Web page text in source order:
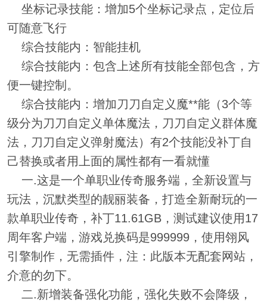
坐标记录技能：增加5个坐标记录点，定位后
可随意飞行
综合技能内：智能挂机
综合技能内：包含上述所有技能全部包含，方
便一键控制。
综合技能内：增加刀刀自定义魔**能（3个等
级分为刀刀自定义单体魔法，刀刀自定义群体魔
法，刀刀自定义弹射魔法）有2个技能没补丁自
己替换或者用上面的属性都有一看就懂
一.这是一个单职业传奇服务端，全新设置与
玩法，沉默类型的靓丽装备，打造全新耐玩的一
款单职业传奇，补丁11.61GB，测试建议使用17
周年客户端，游戏兑换码是999999，使用翎风
引擎制作，无需插件，注：此版本无配套网站，
介意的勿下。
二.新增装备强化功能，强化失败不会降级，